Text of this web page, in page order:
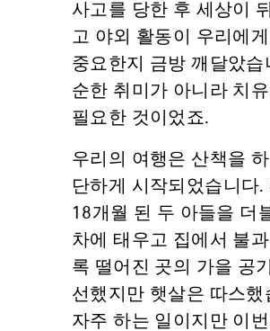
사고를 당한 후 세상이
고 야외 활동이 우리에
중요한지 금방 깨달았습
순한 취미가 아니라 치
필요한 것이었죠.
우리의 여행은 산책을
단하게 시작되었습니다.
18개월 된 두 아들을 더
차에 태우고 집에서 불
록 떨어진 곳의 가을 공
선했지만 햇살은 따스했
자주 하는 일이지만 이